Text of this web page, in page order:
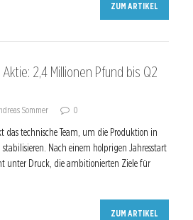
ZUM ARTIKEL
2,4 Millionen Pfund bis Q2
Sommer 0
das technische Team, um die Produktion in
Nach einem holprigen Jahresstart
unter Druck, die ambitionierten Ziele für
ZUM ARTIKEL